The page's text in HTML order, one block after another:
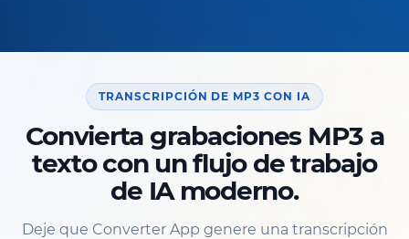
TRANSCRIPCIÓN DE MP3 CON IA
Convierta grabaciones MP3 a
texto con un flujo de trabajo
de IA moderno.
Deje que Converter App genere una transcripción